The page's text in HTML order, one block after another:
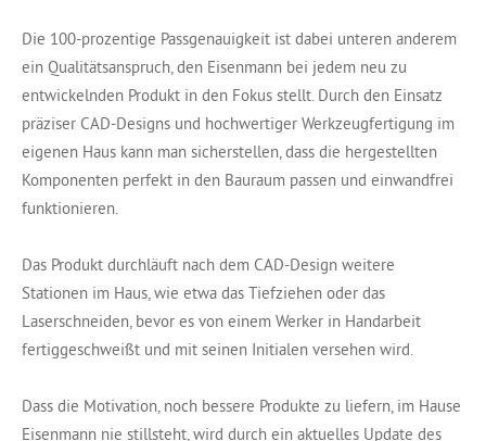
Die 100-prozentige Passgenauigkeit ist dabei unteren anderem
ein Qualitätsanspruch, den Eisenmann bei jedem neu zu
entwickelnden Produkt in den Fokus stellt. Durch den Einsatz
präziser CAD-Designs und hochwertiger Werkzeugfertigung im
eigenen Haus kann man sicherstellen, dass die hergestellten
Komponenten perfekt in den Bauraum passen und einwandfrei
funktionieren.
Das Produkt durchläuft nach dem CAD-Design weitere
Stationen im Haus, wie etwa das Tiefziehen oder das
Laserschneiden, bevor es von einem Werker in Handarbeit
fertiggeschweißt und mit seinen Initialen versehen wird.
Dass die Motivation, noch bessere Produkte zu liefern, im Hause
Eisenmann nie stillsteht, wird durch ein aktuelles Update des